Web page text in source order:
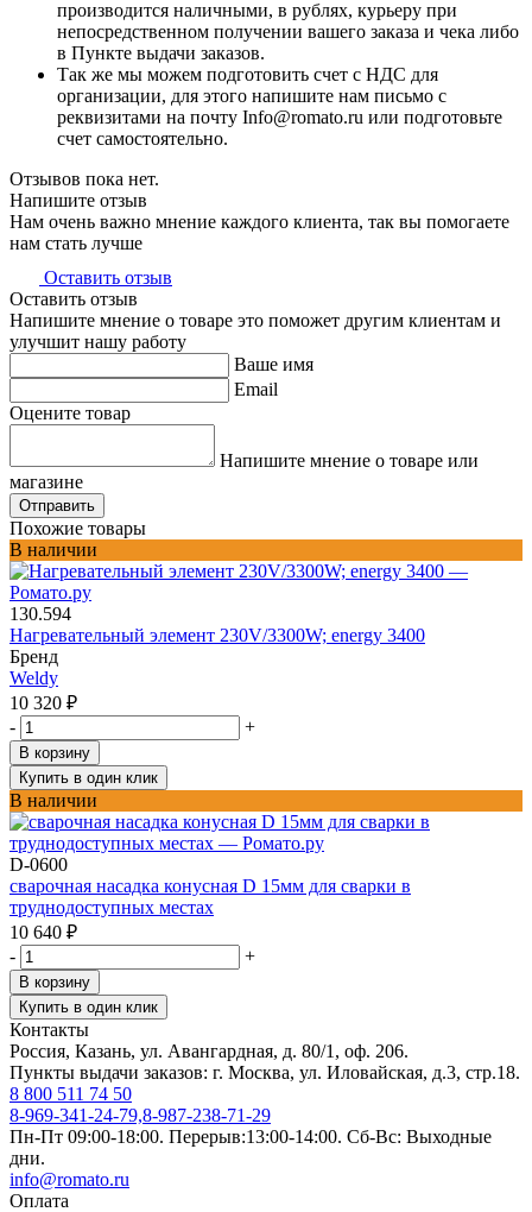
производится наличными, в рублях, курьеру при
непосредственном получении вашего заказа и чека либо
в Пункте выдачи заказов.
Так же мы можем подготовить счет с НДС для
организации, для этого напишите нам письмо с
реквизитами на почту Info@romato.ru или подготовьте
счет самостоятельно.
Отзывов пока нет.
Напишите отзыв
Нам очень важно мнение каждого клиента, так вы помогаете
нам стать лучше
Оставить отзыв
Оставить отзыв
Напишите мнение о товаре это поможет другим клиентам и
улучшит нашу работу
Ваше имя
Email
Оцените товар
Напишите мнение о товаре или
магазине
Отправить
Похожие товары
В наличии
130.594
Нагревательный элемент 230V/3300W; energy 3400
Бренд
Weldy
10 320 ₽
-
+
В корзину
Купить в один клик
В наличии
D-0600
сварочная насадка конусная D 15мм для сварки в
труднодоступных местах
10 640 ₽
-
+
В корзину
Купить в один клик
Контакты
Россия, Казань, ул. Авангардная, д. 80/1, оф. 206.
Пункты выдачи заказов: г. Москва, ул. Иловайская, д.3, стр.18.
8 800 511 74 50
8-969-341-24-79,8-987-238-71-29
Пн-Пт 09:00-18:00. Перерыв:13:00-14:00. Сб-Вс: Выходные
дни.
info@romato.ru
Оплата